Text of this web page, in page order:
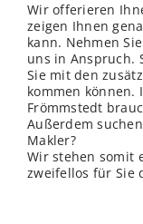
Wir offerieren
zeigen Ihnen
kann. Nehmen
uns in Anspruch.
Sie mit den
kommen können.
Frömmstedt
Außerdem
Makler?
Wir stehen somit
zweifellos für Sie